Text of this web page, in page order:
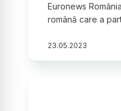
Euronews
română care a
23.05.2023